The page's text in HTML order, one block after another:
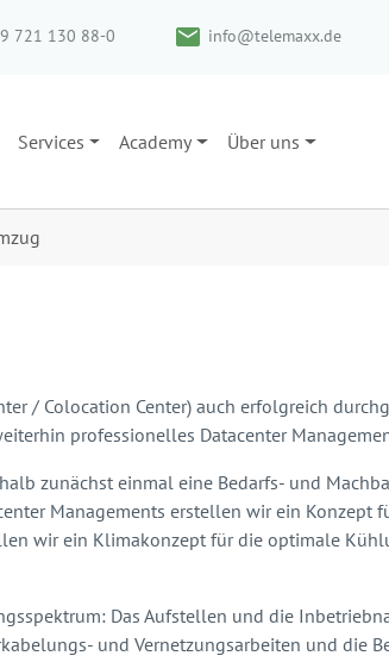
721 130 88-0 info@telemaxx.de
Services Academy Über uns
/ Colocation Center) auch erfolgreich
professionelles Datacenter
zunächst einmal eine Bedarfs- und
Managements erstellen wir ein Konzept
wir ein Klimakonzept für die optimale
Das Aufstellen und die
und Vernetzungsarbeiten und die